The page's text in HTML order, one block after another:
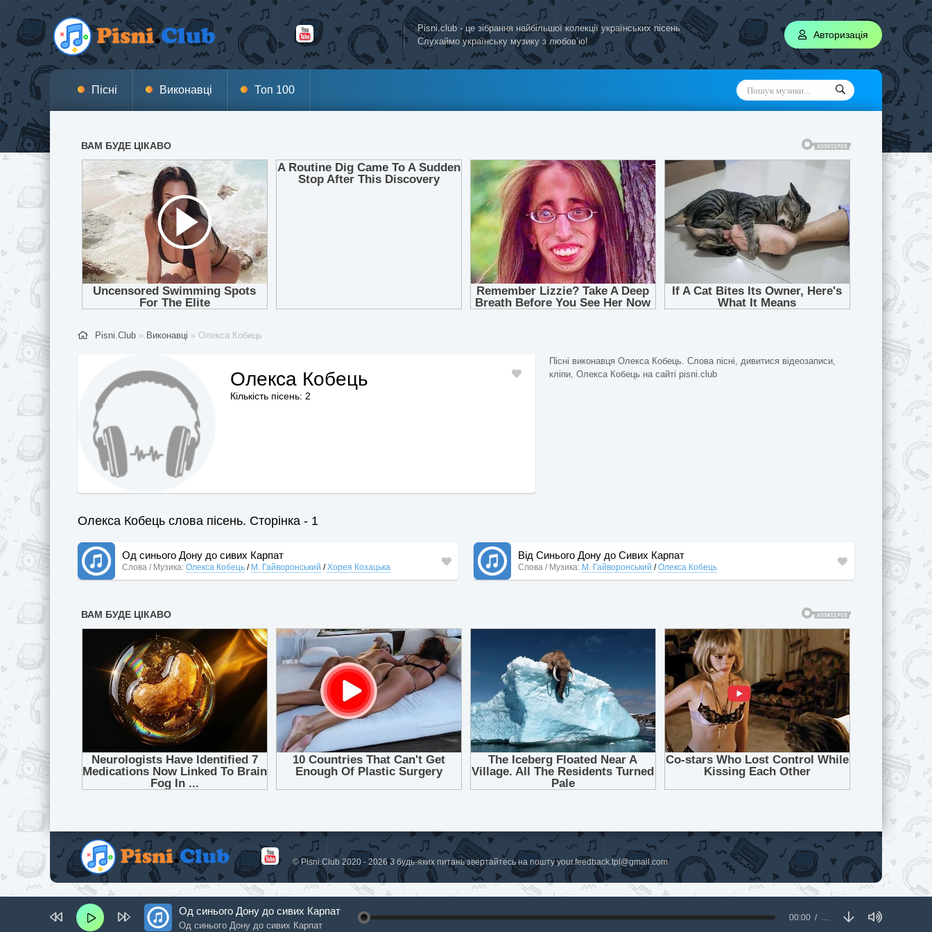
Pisni.club - це зібрання найбільшої колекції українських пісень
Слухаймо українську музику з любов’ю!
Авторизація
Пісні Виконавці Топ 100
Pisni.Club » Виконавці » Олекса Кобець
Олекса Кобець
Кількість пісень: 2
Пісні виконавця Олекса Кобець. Слова пісні, дивитися відеозаписи,
кліпи, Олекса Кобець на сайті pisni.club
Олекса Кобець слова пісень. Сторінка - 1
Од синього Дону до сивих Карпат
Слова / Музика: Олекса Кобець / М. Гайворонський /Хорея Козацька
Від Синього Дону до Сивиx Карпат
Слова / Музика: М. Гайворонський /Олекса Кобець
© Pisni.Club 2020 - 2026 З будь-яких питань звертайтесь на поштуyour.feedback.tpl@gmail.com
Од синього Дону до сивих Карпат
Од синього Дону до сивих Карпат
00:00 …